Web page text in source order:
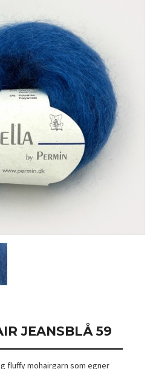
JEANSBLÅ 59
fluffy mohairgarn som egner